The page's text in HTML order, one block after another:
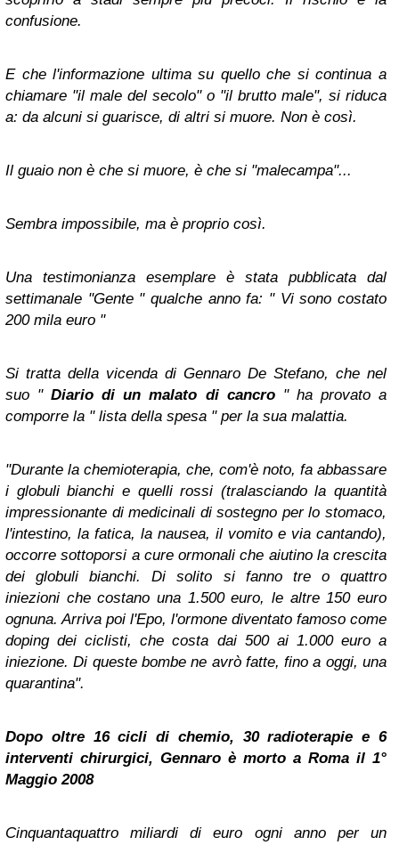
confusione.
E che l'informazione ultima su quello che si continua a
chiamare "il male del secolo" o "il brutto male", si riduca
a: da alcuni si guarisce, di altri si muore. Non è così.
Il guaio non è che si muore, è che si "malecampa"...
Sembra impossibile, ma è proprio così.
Una testimonianza esemplare è stata pubblicata dal
settimanale "Gente " qualche anno fa: " Vi sono costato
200 mila euro "
Si tratta della vicenda di Gennaro De Stefano, che nel
suo "Diario di un malato di cancro " ha provato a
comporre la " lista della spesa " per la sua malattia.
"Durante la chemioterapia, che, com'è noto, fa abbassare
i globuli bianchi e quelli rossi (tralasciando la quantità
impressionante di medicinali di sostegno per lo stomaco,
l'intestino, la fatica, la nausea, il vomito e via cantando),
occorre sottoporsi a cure ormonali che aiutino la crescita
dei globuli bianchi. Di solito si fanno tre o quattro
iniezioni che costano una 1.500 euro, le altre 150 euro
ognuna. Arriva poi l'Epo, l'ormone diventato famoso come
doping dei ciclisti, che costa dai 500 ai 1.000 euro a
iniezione. Di queste bombe ne avrò fatte, fino a oggi, una
quarantina".
Dopo oltre 16 cicli di chemio, 30 radioterapie e 6
interventi chirurgici, Gennaro è morto a Roma il 1°
Maggio 2008
Cinquantaquattro miliardi di euro ogni anno per un